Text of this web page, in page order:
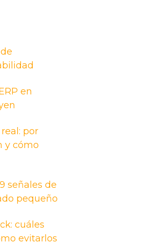
en
por
y cómo
señales de
pequeño
cuáles
evitarlos